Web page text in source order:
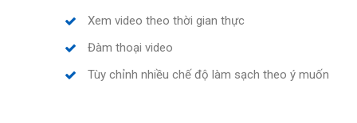
Xem video theo thời gian thực
Đàm thoại video
Tùy chỉnh nhiều chế độ làm sạch theo ý muốn